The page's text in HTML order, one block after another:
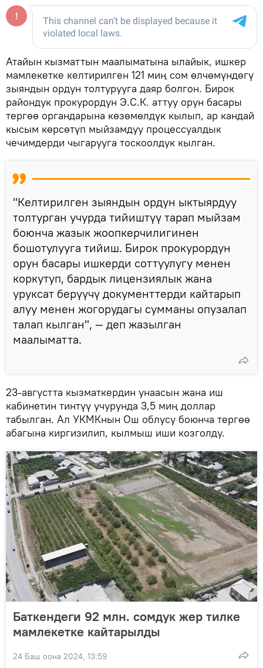
Атайын кызматтын маалыматына ылайык, ишкер
мамлекетке келтирилген 121 миң сом өлчөмүндөгү
зыяндын ордун толтурууга даяр болгон. Бирок
райондук прокурордун Э.С.К. аттуу орун басары
тергөө органдарына көзөмөлдүк кылып, ар кандай
кысым көрсөтүп мыйзамдуу процессуалдык
чечимдерди чыгарууга тоскоолдук кылган.
"Келтирилген зыяндын ордун ыктыярдуу
толтурган учурда тийиштүү тарап мыйзам
боюнча жазык жоопкерчилигинен
бошотулууга тийиш. Бирок прокурордун
орун басары ишкерди соттуулугу менен
коркутуп, бардык лицензиялык жана
уруксат берүүчү документтерди кайтарып
алуу менен жогорудагы сумманы опузалап
талап кылган", — деп жазылган
маалыматта.
23-августта кызматкердин унаасын жана иш
кабинетин тинтүү учурунда 3,5 миң доллар
табылган. Ал УКМКнын Ош облусу боюнча тергөө
абагына киргизилип, кылмыш иши козголду.
Баткендеги 92 млн. сомдук жер тилке
мамлекетке кайтарылды
24 Баш оона 2024, 13:59